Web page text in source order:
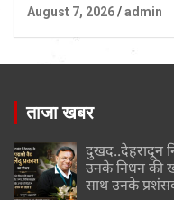
August 7, 2026 admin
ताजा खबर
दुखद..देहरादून
उनके निधन की
साथ उनके